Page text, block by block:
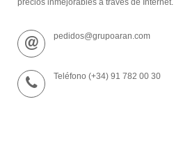
precios inmejorables a través de Internet.
pedidos@grupoaran.com
Teléfono (+34) 91 782 00 30